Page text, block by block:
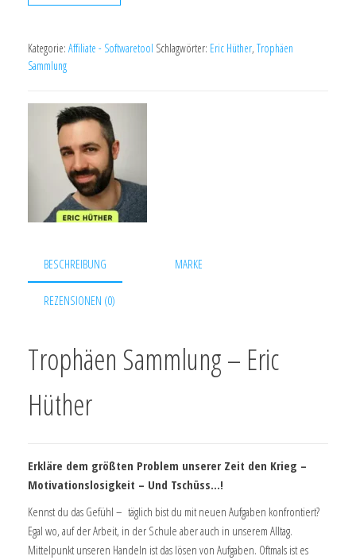
Kategorie: Affiliate - Softwaretool Schlagwörter: Eric Hüther, Trophäen
Sammlung
BESCHREIBUNG MARKE
REZENSIONEN (0)
Trophäen Sammlung – Eric
Hüther
Erkläre dem größten Problem unserer Zeit den Krieg –
Motivationslosigkeit – Und Tschüss…!
Kennst du das Gefühl – täglich bist du mit neuen Aufgaben konfrontiert?
Egal wo, auf der Arbeit, in der Schule aber auch in unserem Alltag.
Mittelpunkt unseren Handeln ist das lösen von Aufgaben. Oftmals ist es